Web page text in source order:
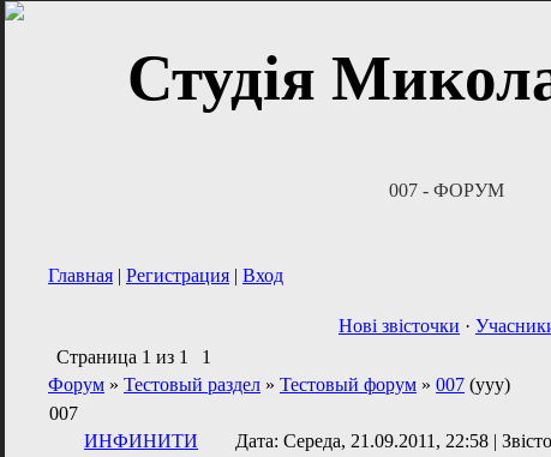
Студія
007 - ФОРУМ
Главная | Регистрация | Вход
Нові звісточки ·
Страница 1 из 1
1
Форум » Тестовый раздел » Тестовый форум » 007 (yyy)
007
ИНФИНИТИ
Дата: Середа, 21.09.2011, 22:58 |